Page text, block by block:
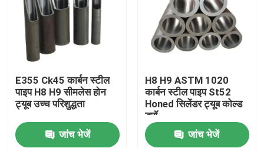
संपर्क करें
मामलों
रंग लेपित इस्पात का तार
E355 Ck45 कार्बन स्टील
पाइप H8 H9 सीमलेस होन
ट्यूब उच्च परिशुद्धता
जांच भेजें
H8 H9 ASTM 1020
कार्बन स्टील पाइप St52
Honed सिलेंडर ट्यूब कोल्ड
ड्रॉ
जांच भेजें